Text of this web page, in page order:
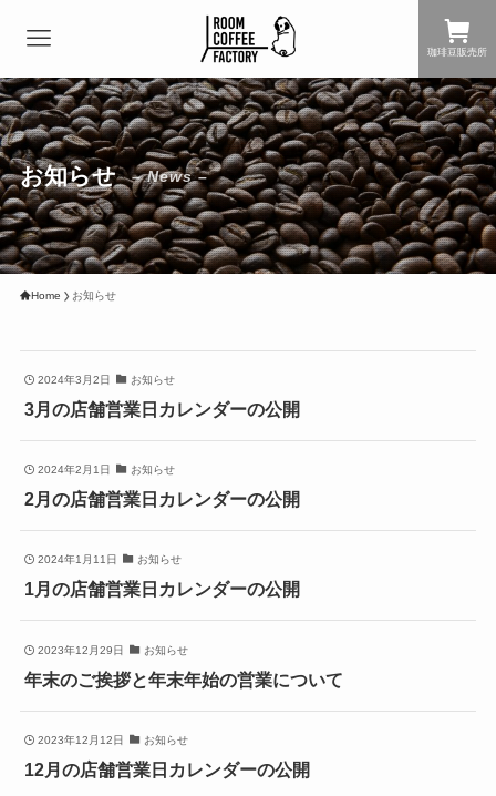
珈琲豆販売所
お知らせ – News –
Home お知らせ
2024年3月2日 お知らせ
3月の店舗営業日カレンダーの公開
2024年2月1日 お知らせ
2月の店舗営業日カレンダーの公開
2024年1月11日 お知らせ
1月の店舗営業日カレンダーの公開
2023年12月29日 お知らせ
年末のご挨拶と年末年始の営業について
2023年12月12日 お知らせ
12月の店舗営業日カレンダーの公開